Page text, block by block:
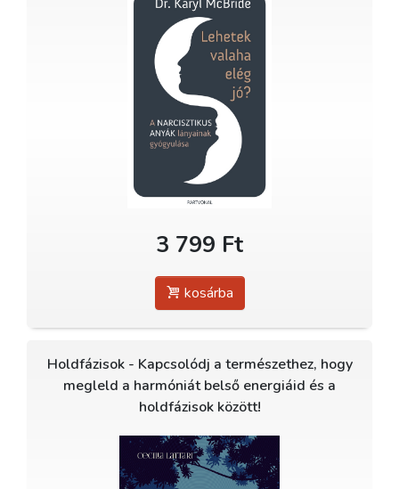
3 799 Ft
kosárba
Holdfázisok - Kapcsolódj a természethez, hogy
megleld a harmóniát belső energiáid és a
holdfázisok között!